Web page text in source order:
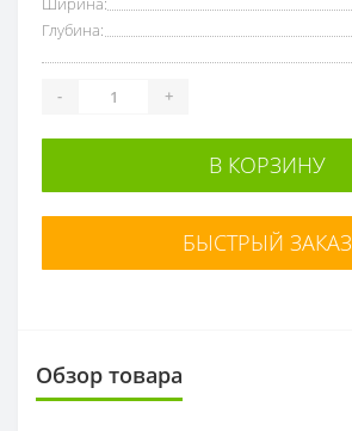
Глубина:
- +
В КОРЗИНУ
БЫСТРЫЙ ЗАКАЗ
Обзор товара